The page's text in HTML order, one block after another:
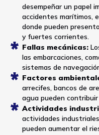
desempeñar un papel
accidentes marítimos,
donde pueden
y fuertes corrientes.
Fallas mecánicas:
las embarcaciones,
sistemas de
Factores
arrecifes, bancos de
agua pueden
Actividades
actividades
pueden aumentar el